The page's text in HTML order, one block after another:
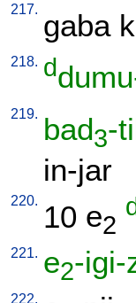
217. gaba
218. d
219. bad3-
in-jar
220. 10 e2
d
221. e2-igi-
222.